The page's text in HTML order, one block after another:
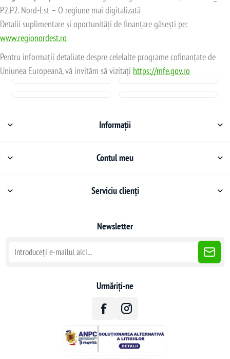
P2.P2. Nord-Est – O regiune mai digitalizată
Detalii suplimentare și oportunități de finanțare găsești pe:
www.regionordest.ro
Pentru informații detaliate despre celelalte programe cofinanțate de
Uniunea Europeană, vă invităm să vizitați https://mfe.gov.ro
Informații
Contul meu
Serviciu clienți
Newsletter
Urmăriți-ne